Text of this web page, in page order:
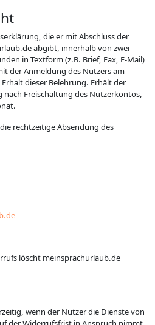
die er mit Abschluss der
abgibt, innerhalb von zwei
in Textform (z.B. Brief, Fax, E-Mail)
der Anmeldung des Nutzers am
dieser Belehrung. Erhält der
Freischaltung des Nutzerkontos,
rechtzeitige Absendung des
löscht meinsprachurlaub.de
wenn der Nutzer die Dienste von